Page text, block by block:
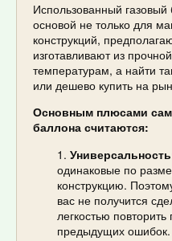
Использованный
основой не только для
конструкций,
изготавливают из
температурам, а найти
или дешево купить на
Основным плюсами
баллона считаются:
одинаковые по
конструкцию.
вас не получится
легкостью
предыдущих ошибок.